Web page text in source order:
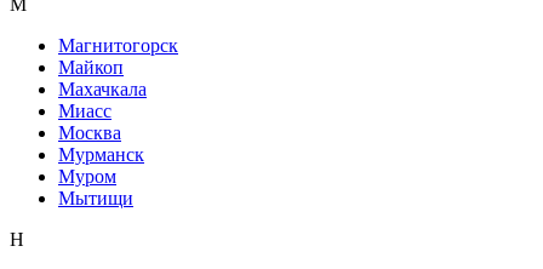
М
Магнитогорск
Майкоп
Махачкала
Миасс
Москва
Мурманск
Муром
Мытищи
Н